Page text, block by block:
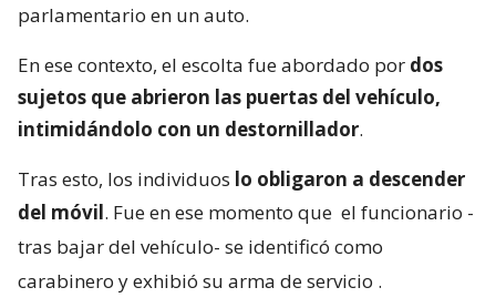
parlamentario en un auto.
En ese contexto, el escolta fue abordado por dos
sujetos que abrieron las puertas del vehículo,
intimidándolo con un destornillador.
Tras esto, los individuos lo obligaron a descender
del móvil. Fue en ese momento que el funcionario -
tras bajar del vehículo- se identificó como
carabinero y exhibió su arma de servicio .